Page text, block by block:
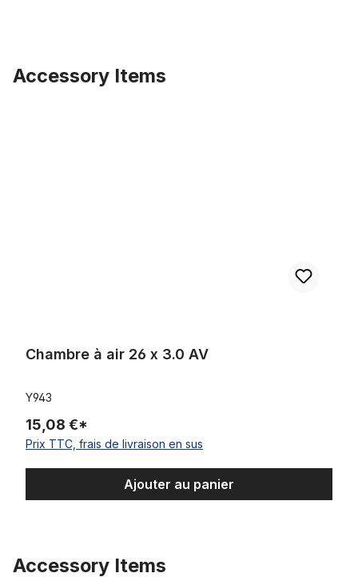
Accessory Items
Chambre à air 26 x 3.0 AV
Y943
15,08 €*
Prix TTC, frais de livraison en sus
Ajouter au panier
Accessory Items